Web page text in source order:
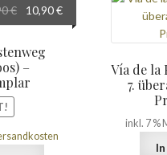
–
€
Ursprünglicher
Preis
19,90 €
10,90€Aktueller
Preis
Vía de la
7.
inkl. 7 %